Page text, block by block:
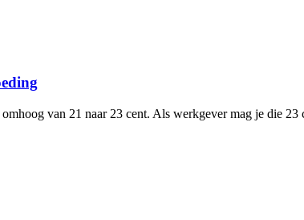
van 21 naar 23 cent. Als werkgever mag je die